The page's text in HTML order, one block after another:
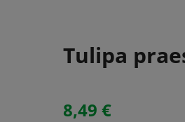
Tulipa
Regulärer Preis:
8,49 €